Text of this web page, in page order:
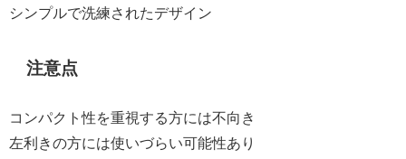
シンプルで洗練されたデザイン
注意点
コンパクト性を重視する方には不向き
左利きの方には使いづらい可能性あり